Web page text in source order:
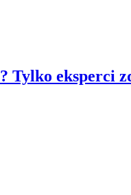
Tylko eksperci